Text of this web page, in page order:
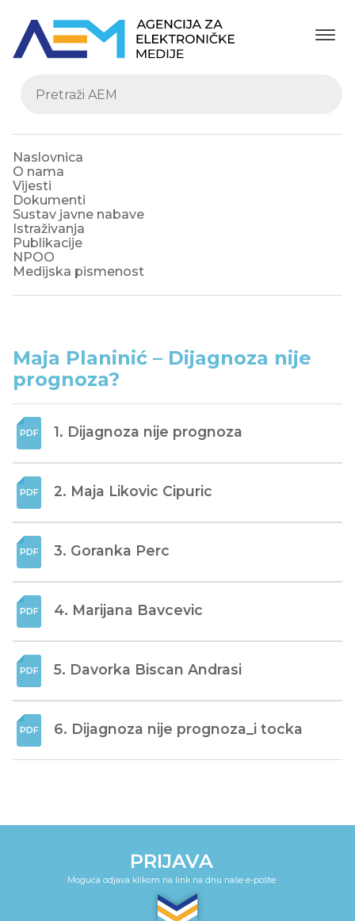
Naslovnica
O nama
Vijesti
Dokumenti
Sustav javne nabave
Istraživanja
Publikacije
NPOO
Medijska pismenost
Maja Planinić – Dijagnoza nije
prognoza?
1. Dijagnoza nije prognoza
2. Maja Likovic Cipuric
3. Goranka Perc
4. Marijana Bavcevic
5. Davorka Biscan Andrasi
6. Dijagnoza nije prognoza_i tocka
PRIJAVA
Moguća odjava klikom na link na dnu naše e-pošte